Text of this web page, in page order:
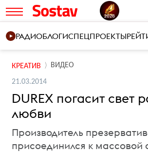
РАДИОБЛОГИСПЕЦПРОЕКТЫ
КРЕАТИВ ВИДЕО
21.03.2014
DUREX погасит свет
любви
Производитель
присоединился к массовой